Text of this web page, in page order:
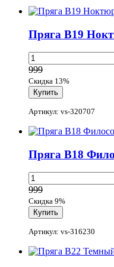
Пряга B19
999
Скидка 13%
Артикул: vs-320707
Пряга B18
999
Скидка 9%
Артикул: vs-316230